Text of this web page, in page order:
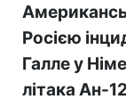
Росією
Галле у
літака Ан-